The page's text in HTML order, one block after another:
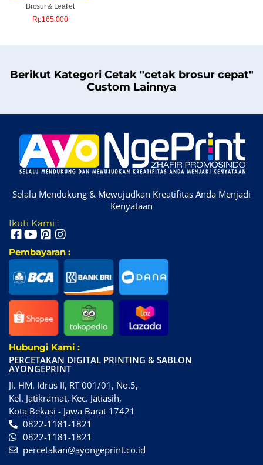
Brosur & Leaflet
Rp165.000
Berikut Kategori Cetak "cetak brosur cepat"
Custom Lainnya
Selalu Mendukung & Mewujudkan Kreatifitas Anda Menjadi
Kenyataan
Ikuti Kami :
Pembayaran :
Hubungi Kami :
PERCETAKAN DIGITAL PRINTING & SABLON
AYONGEPRINT
Jl. HM. Idrus II, RT 001/01, No.5,
Kel. Jatikramat, Kec. Jatiasih,
Kota Bekasi - Jawa Barat 17421
0822-1181-1821
0822-1181-1821
percetakan@ayongeprint.co.id